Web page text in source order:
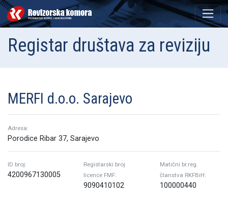
Registar društava za reviziju
MERFI d.o.o. Sarajevo
Adresa:
Porodice Ribar 37, Sarajevo
ID broj:
4200967130005
Registarski broj
licence FMF:
9090410102
Matični br.reg.
članstva RKFBiH:
100000440